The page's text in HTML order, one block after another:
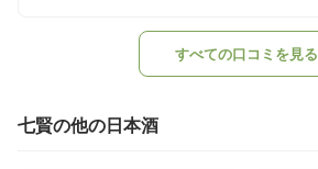
すべての口コミを見る
七賢の他の日本酒